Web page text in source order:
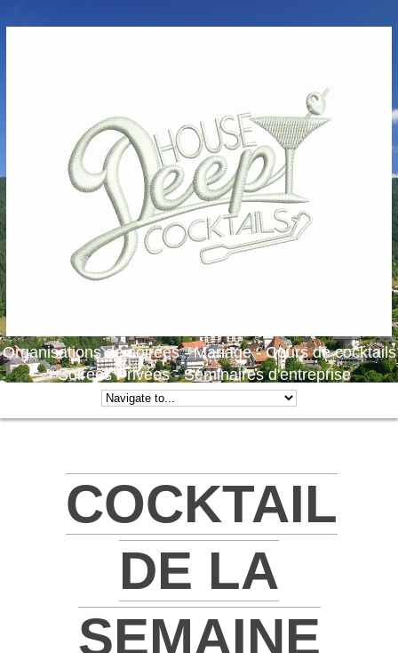
Organisations de soirées - Mariage - Cours de cocktails
- Soirées Privées - Séminaires d'entreprise
COCKTAIL
DE LA
SEMAINE